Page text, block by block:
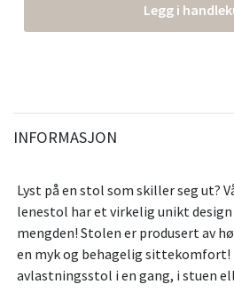
Legg i
INFORMASJON
Lyst på en stol som skiller seg ut?
lenestol har et virkelig unikt
mengden! Stolen er produsert av
en myk og behagelig sittekomfort!
avlastningsstol i en gang, i stuen